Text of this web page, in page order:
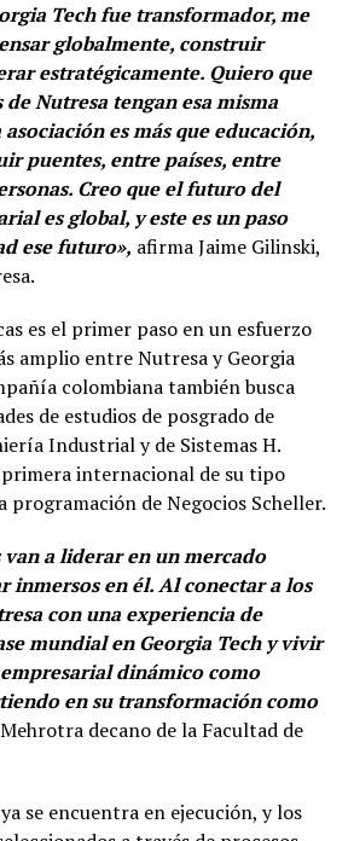
Tech fue transformador, me
globalmente, construir
estratégicamente. Quiero que
Nutresa tengan esa misma
es más que educación,
puentes, entre países, entre
Creo que el futuro del
es global, y este es un paso
ese futuro», afirma Jaime Gilinski,
es el primer paso en un esfuerzo
amplio entre Nutresa y Georgia
colombiana también busca
de estudios de posgrado de
Industrial y de Sistemas H.
internacional de su tipo
programación de Negocios Scheller.
van a liderar en un mercado
inmersos en él. Al conectar a los
con una experiencia de
mundial en Georgia Tech y vivir
dinámico como
en su transformación como
decano de la Facultad de
se encuentra en ejecución, y los